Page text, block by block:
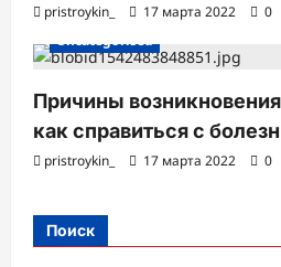
pristroykin_ 17 марта 2022
0
Uncategorised
Причины
как справиться с
pristroykin_ 17 марта 2022 0
Поиск